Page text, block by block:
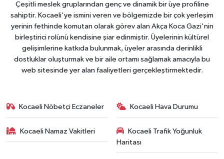
Çeşitli meslek gruplarından genç ve dinamik bir üye profiline
sahiptir. Kocaeli'ye ismini veren ve bölgemizde bir çok yerleşim
yerinin fethinde komutan olarak görev alan Akça Koca Gazi'nin
birleştirici rolünü kendisine şiar edinmiştir. Üyelerinin kültürel
gelişimlerine katkıda bulunmak, üyeler arasında derinlikli
dostluklar oluşturmak ve bir aile ortamı sağlamak amacıyla bu
web sitesinde yer alan faaliyetleri gerçekleştirmektedir.
Kocaeli Nöbetçi Eczaneler Kocaeli Hava Durumu
Kocaeli Namaz Vakitleri
Kocaeli Trafik Yoğunluk
Haritası